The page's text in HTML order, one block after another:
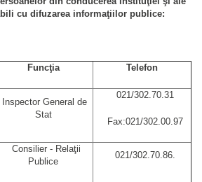
cu difuzarea informaţiilor publice:
Funcţia Telefon
Inspector General de
Stat
021/302.70.31
Fax:021/302.00.97
Consilier - Relaţii
Publice
021/302.70.86.